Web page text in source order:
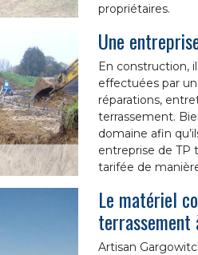
propriétaires.
Une
En construction,
effectuées par
réparations,
terrassement.
domaine afin
entreprise de TP
tarifée de
Le matériel
terrassement
Artisan